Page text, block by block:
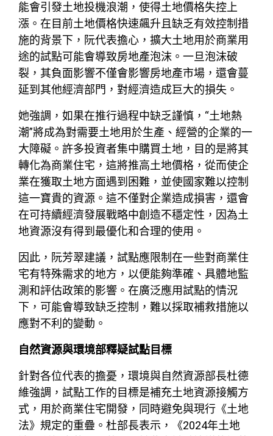
能會引發土地投機浪潮，使得土地價格失控上
漲。在目前土地價格快速飆升且缺乏有效控制措
施的背景下，阮代表擔心，擴大土地用於商業用
途的試點可能會導致房地產泡沫。一旦泡沫破
裂，其負面影響不僅會影響房地產市場，還會蔓
延到其他經濟部門，對經濟造成巨大的損失。
她強調，如果在推行過程中缺乏謹慎，“土地熱
潮”將成為對需要土地用於生產、經營的企業的一
大障礙。許多投資者集中購買土地，目的是將其
轉化為商業住宅，這將推高土地價格，從而使企
業在獲取土地方面遇到困難，並使國家難以控制
這一寶貴的資源。這不僅對企業造成損害，還會
在可持續經濟發展戰略中創造不穩定性，因為土
地資源沒有得到最優化和合理的使用。
因此，阮芳翠建議，試點應限制在一些對商業住
宅有特殊需求的地方，以便能夠準確、具體地監
測和評估政策的影響。在廣泛應用試點的情況
下，可能會導致缺乏控制，難以採取補救措施以
應對不利的變動。
自然資源與環境部釋疑試點目標
針對各位代表的擔憂，環境與自然資源部長杜德
維強調，試點工作的目標是補充土地資源接觸方
式，用於商業住宅開發，同時避免與現行《土地
法》規定的重疊。杜部長表示，《2024年土地